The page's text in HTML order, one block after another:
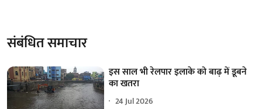
संबंधित समाचार
इस साल भी रेलपार इलाके को बाढ़ में डूबने
का खतरा
24 Jul 2026